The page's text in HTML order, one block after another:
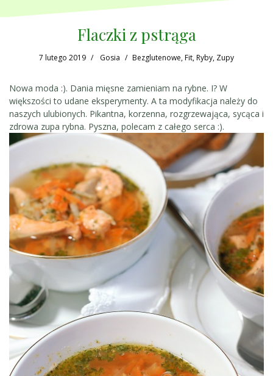
Flaczki z pstrąga
7 lutego 2019 Gosia Bezglutenowe,Fit,Ryby, Zupy
Nowa moda :). Dania mięsne zamieniam na rybne. I? W
większości to udane eksperymenty. A ta modyfikacja należy do
naszych ulubionych. Pikantna, korzenna, rozgrzewająca, sycąca i
zdrowa zupa rybna. Pyszna, polecam z całego serca :).